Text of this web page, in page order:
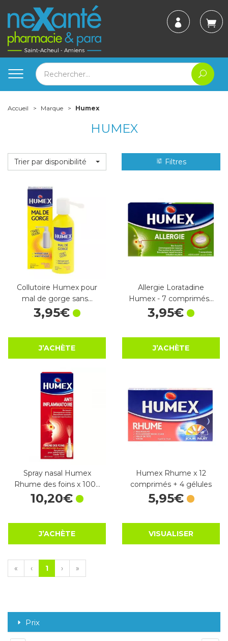
Accueil Marque Humex
HUMEX
Trier par disponibilité Filtres
Collutoire Humex pour
mal de gorge sans…
3,95€
J’ACHÈTE
Allergie Loratadine
Humex - 7 comprimés…
3,95€
J’ACHÈTE
Spray nasal Humex
Rhume des foins x 100…
10,20€
J’ACHÈTE
Humex Rhume x 12
comprimés + 4 gélules
5,95€
VISUALISER
« ‹ 1 › »
Prix